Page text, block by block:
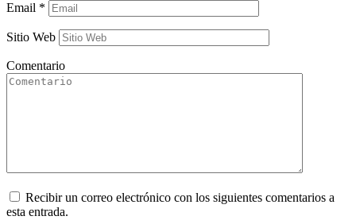
Email *
Sitio Web
Comentario
Recibir un correo electrónico con los siguientes comentarios a
esta entrada.